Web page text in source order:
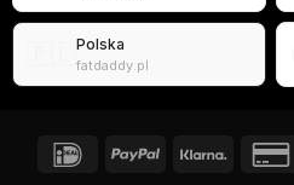
Polska
fatdaddy.pl